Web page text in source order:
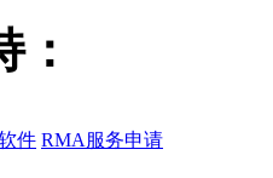
：
件 RMA服务申请